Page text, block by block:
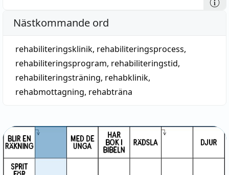
Nästkommande ord
rehabiliteringsklinik, rehabiliteringsprocess,
rehabiliteringsprogram, rehabiliteringstid,
rehabiliteringsträning, rehabklinik,
rehabmottagning, rehabträna